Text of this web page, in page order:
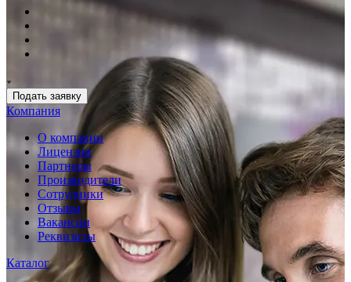
Подать заявку
Компания
О компании
Лицензии
Партнеры
Производители
Сотрудники
Отзывы
Вакансии
Реквизиты
Каталог